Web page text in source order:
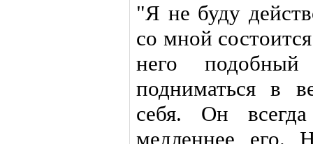
"Я не буду
со мной
него
подниматься в
себя. Он
медленнее его.